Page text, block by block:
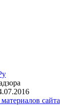
сайта